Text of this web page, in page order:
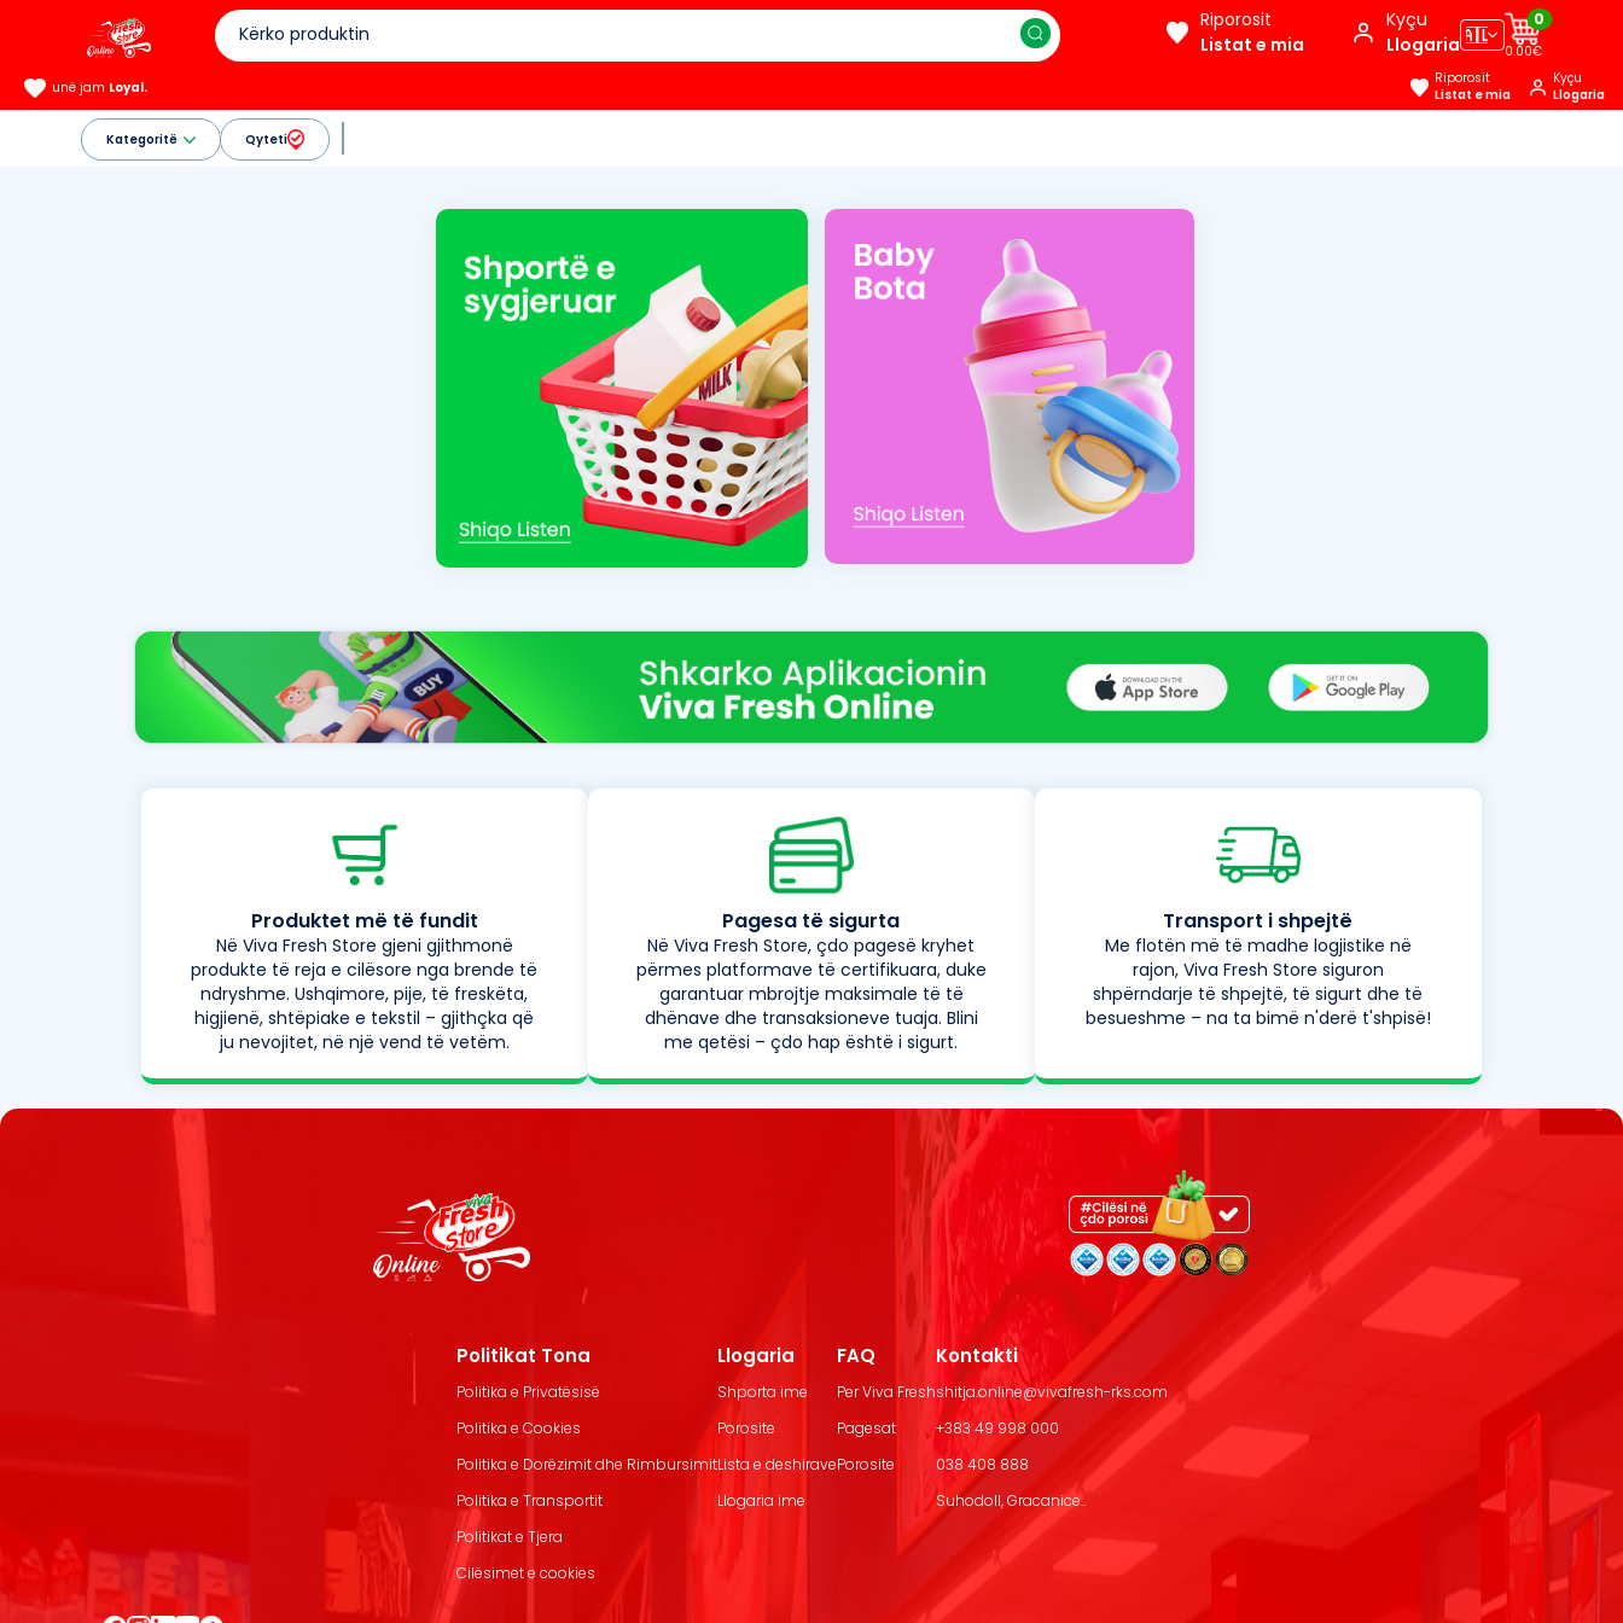
Riporosit
Listat e mia
Kyçu
Llogaria🇦🇱
0
0.00€
unë jam Loyal.
Riporosit
Listat e mia
Kyçu
Llogaria
Kategoritë Qyteti
Produktet më të fundit
Në Viva Fresh Store gjeni gjithmonë
produkte të reja e cilësore nga brende të
ndryshme. Ushqimore, pije, të freskëta,
higjienë, shtëpiake e tekstil – gjithçka që
ju nevojitet, në një vend të vetëm.
Pagesa të sigurta
Në Viva Fresh Store, çdo pagesë kryhet
përmes platformave të certifikuara, duke
garantuar mbrojtje maksimale të të
dhënave dhe transaksioneve tuaja. Blini
me qetësi – çdo hap është i sigurt.
Transport i shpejtë
Me flotën më të madhe logjistike në
rajon, Viva Fresh Store siguron
shpërndarje të shpejtë, të sigurt dhe të
besueshme – na ta bimë n'derë t'shpisë!
Politikat Tona
Politika e Privatësisë
Politika e Cookies
Politika e Dorëzimit dhe Rimbursimit
Politika e Transportit
Politikat e Tjera
Cilësimet e cookies
Llogaria
Shporta ime
Porosite
Lista e deshirave
Llogaria ime
FAQ
Per Viva Fresh
Pagesat
Porosite
Kontakti
shitja.online@vivafresh-rks.com
+383 49 998 000
038 408 888
Suhodoll, Gracanice..